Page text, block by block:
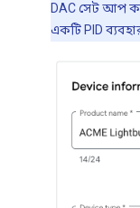
DAC সেট আপ
একটি PID